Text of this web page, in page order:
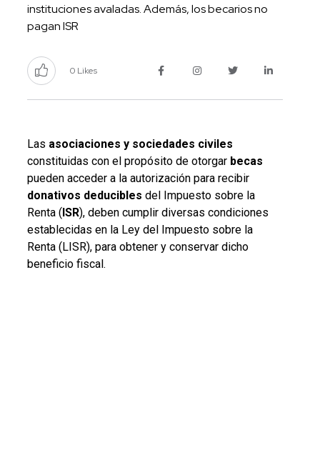
instituciones avaladas. Además, los becarios no
pagan ISR
0 Likes
Las asociaciones y sociedades civiles
constituidas con el propósito de otorgar becas
pueden acceder a la autorización para recibir
donativos deducibles del Impuesto sobre la
Renta (ISR), deben cumplir diversas condiciones
establecidas en la Ley del Impuesto sobre la
Renta (LISR), para obtener y conservar dicho
beneficio fiscal.